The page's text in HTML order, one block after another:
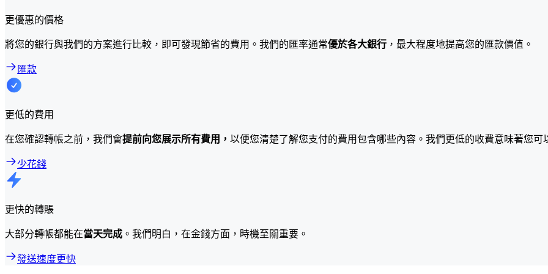
更優惠的價格
將您的銀行與我們的方案進行比較，即可發現節省的費用。我們的匯率通常優於各大銀行 ，最大程度地提高您的匯款價值。
匯款
更低的費用
在您確認轉帳之前，我們會提前向您展示所有費用， 以便您清楚了解您支付的費用包含哪些內容。我們更低的收費意味著您可
少花錢
更快的轉賬
大部分轉帳都能在當天完成 。我們明白，在金錢方面，時機至關重要。
發送速度更快